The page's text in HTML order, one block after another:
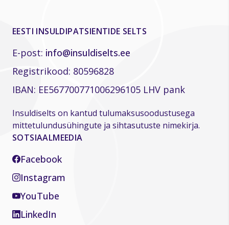
EESTI INSULDIPATSIENTIDE SELTS
E-post: info@insuldiselts.ee
Registrikood: 80596828
IBAN: EE567700771006296105 LHV pank
Insuldiselts on kantud tulumaksusoodustusega
mittetulundusühingute ja sihtasutuste nimekirja.
SOTSIAALMEEDIA
Facebook
Instagram
YouTube
LinkedIn